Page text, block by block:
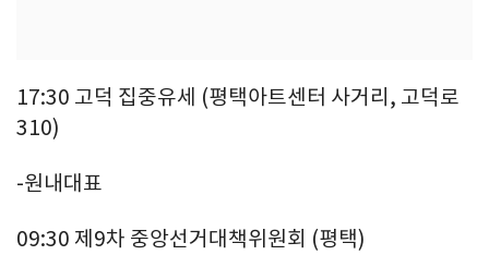
17:30 고덕 집중유세 (평택아트센터 사거리, 고덕로
310)
-원내대표
09:30 제9차 중앙선거대책위원회 (평택)